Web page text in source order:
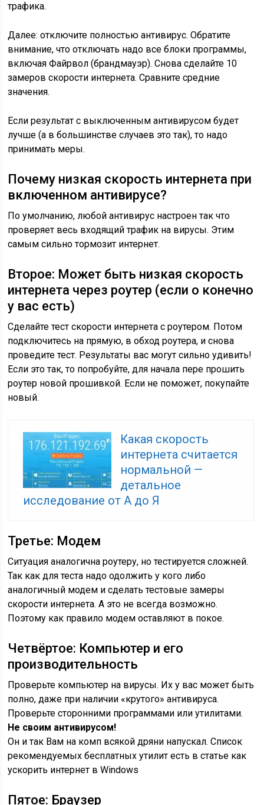
трафика.
Далее: отключите полностью антивирус. Обратите
внимание, что отключать надо все блоки программы,
включая Файрвол (брандмауэр). Снова сделайте 10
замеров скорости интернета. Сравните средние
значения.
Если результат с выключенным антивирусом будет
лучше (а в большинстве случаев это так), то надо
принимать меры.
Почему низкая скорость интернета при
включенном антивирусе?
По умолчанию, любой антивирус настроен так что
проверяет весь входящий трафик на вирусы. Этим
самым сильно тормозит интернет.
Второе: Может быть низкая скорость
интернета через роутер (если о конечно
у вас есть)
Сделайте тест скорости интернета с роутером. Потом
подключитесь на прямую, в обход роутера, и снова
проведите тест. Результаты вас могут сильно удивить!
Если это так, то попробуйте, для начала пере прошить
роутер новой прошивкой. Если не поможет, покупайте
новый.
Какая скорость
интернета считается
нормальной —
детальное
исследование от А до Я
Третье: Модем
Ситуация аналогична роутеру, но тестируется сложней.
Так как для теста надо одолжить у кого либо
аналогичный модем и сделать тестовые замеры
скорости интернета. А это не всегда возможно.
Поэтому как правило модем оставляют в покое.
Четвёртое: Компьютер и его
производительность
Проверьте компьютер на вирусы. Их у вас может быть
полно, даже при наличии «крутого» антивируса.
Проверьте сторонними программами или утилитами.
Не своим антивирусом!
Он и так Вам на комп всякой дряни напускал. Список
рекомендуемых бесплатных утилит есть в статье как
ускорить интернет в Windows
Пятое: Браузер